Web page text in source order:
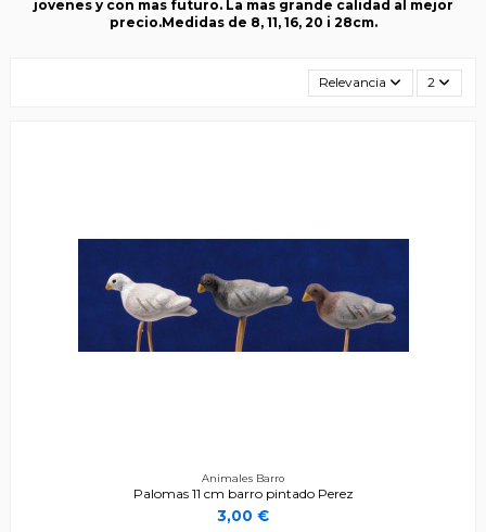
jovenes y con mas futuro. La mas grande calidad al mejor
precio.Medidas de 8, 11, 16, 20 i 28cm.
Relevancia 2
Animales Barro
Palomas 11 cm barro pintado Perez
3,00 €